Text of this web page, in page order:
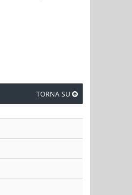
TORNA SU